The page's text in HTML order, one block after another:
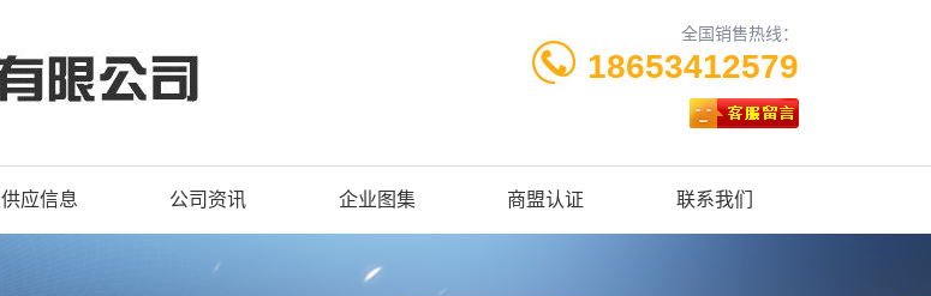
全国销售热线：
18653412579
供应信息 公司资讯 企业图集 商盟认证 联系我们